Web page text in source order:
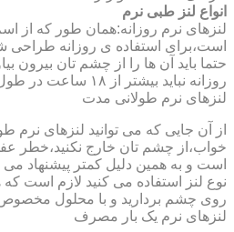
انواع لنز طبی نرم
لنزهای نرم روزانه:همان طور که از
است،برای استفاده ی روزانه
حتما باید آن ها را از چشم تان بیرون
روزانه نباید بیشتر از ۱۸ ساعت در طول روز استفاده کنید.
لنزهای نرم طولانی مدت
از آن جایی که می توانید لنزهای نرم
خواب،از چشم تان خارج نکنید،خطر
است و به همین دلیل کمتر پیشنهاد می
نوع لنز استفاده می کنید لازم است که
روی چشم بردارید و با محلول
لنزهای نرم یک بار مصرف